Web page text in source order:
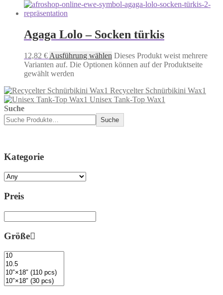
Agaga Lolo – Socken türkis
12,82 € Ausführung wählen Dieses Produkt weist mehrere
Varianten auf. Die Optionen können auf der Produktseite
gewählt werden
Recycelter Schnürbikini Wax1
Unisex Tank-Top Wax1
Suche
Suche
Kategorie
Preis
Größe